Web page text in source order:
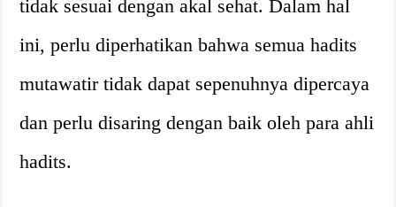
tidak sesuai dengan akal sehat. Dalam hal
ini, perlu diperhatikan bahwa semua hadits
mutawatir tidak dapat sepenuhnya dipercaya
dan perlu disaring dengan baik oleh para ahli
hadits.